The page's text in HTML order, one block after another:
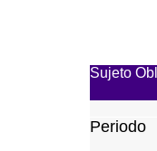
Sujeto
Periodo